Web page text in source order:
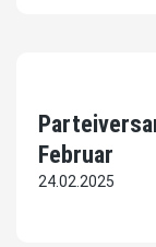
Februar
24.02.2025